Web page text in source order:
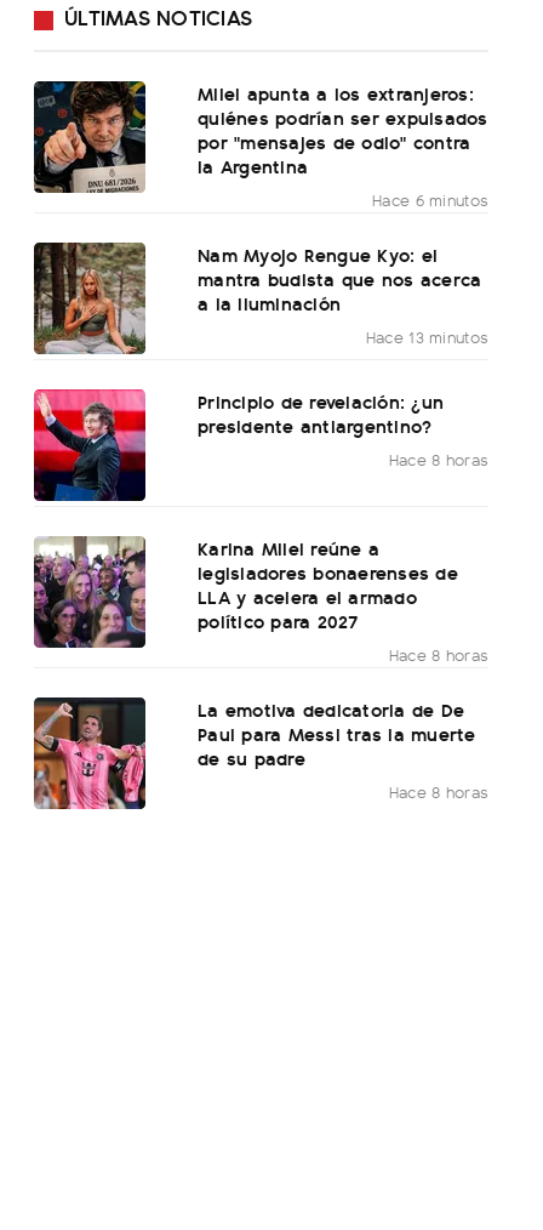
ÚLTIMAS NOTICIAS
Milei apunta a los extranjeros:
quiénes podrían ser expulsados
por "mensajes de odio" contra
la Argentina
Hace 6 minutos
Nam Myojo Rengue Kyo: el
mantra budista que nos acerca
a la iluminación
Hace 13 minutos
Principio de revelación: ¿un
presidente antiargentino?
Hace 8 horas
Karina Milei reúne a
legisladores bonaerenses de
LLA y acelera el armado
político para 2027
Hace 8 horas
La emotiva dedicatoria de De
Paul para Messi tras la muerte
de su padre
Hace 8 horas